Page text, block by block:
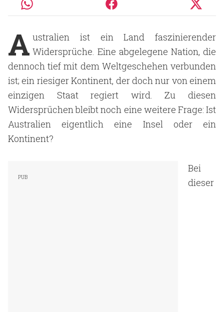
A ustralien ist ein Land faszinierender
Widersprüche. Eine abgelegene Nation, die
dennoch tief mit dem Weltgeschehen verbunden
ist; ein riesiger Kontinent, der doch nur von einem
einzigen Staat regiert wird. Zu diesen
Widersprüchen bleibt noch eine weitere Frage: Ist
Australien eigentlich eine Insel oder ein
Kontinent?
Bei
dieser